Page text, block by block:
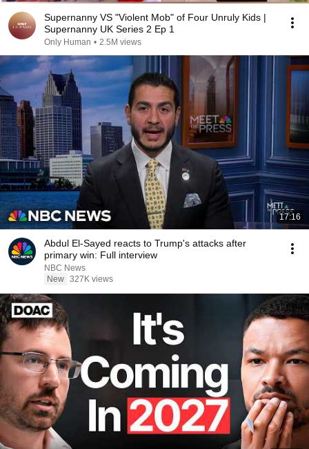
Supernanny VS "Violent Mob" of Four Unruly Kids |
Supernanny UK Series 2 Ep 1
Only Human • 2.5M views
17:16
Abdul El-Sayed reacts to Trump's attacks after
primary win: Full interview
NBC News
New 327K views